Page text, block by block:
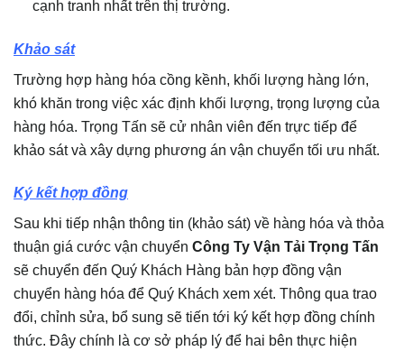
cạnh tranh nhất trên thị trường.
Khảo sát
Trường hợp hàng hóa cồng kềnh, khối lượng hàng lớn,
khó khăn trong việc xác định khối lượng, trọng lượng của
hàng hóa. Trọng Tấn sẽ cử nhân viên đến trực tiếp để
khảo sát và xây dựng phương án vận chuyển tối ưu nhất.
Ký kết hợp đồng
Sau khi tiếp nhận thông tin (khảo sát) về hàng hóa và thỏa
thuận giá cước vận chuyển Công Ty Vận Tải Trọng Tấn
sẽ chuyển đến Quý Khách Hàng bản hợp đồng vận
chuyển hàng hóa để Quý Khách xem xét. Thông qua trao
đổi, chỉnh sửa, bổ sung sẽ tiến tới ký kết hợp đồng chính
thức. Đây chính là cơ sở pháp lý để hai bên thực hiện